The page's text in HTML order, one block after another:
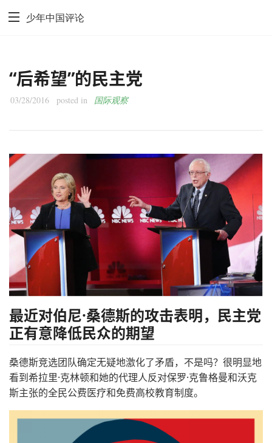
少年中国评论
“后希望”的民主党
03/28/2016 posted in 国际观察
最近对伯尼·桑德斯的攻击表明，民主党
正有意降低民众的期望
桑德斯竞选团队确定无疑地激化了矛盾，不是吗？很明显地
看到希拉里·克林顿和她的代理人反对保罗·克鲁格曼和沃克
斯主张的全民公费医疗和免费高校教育制度。